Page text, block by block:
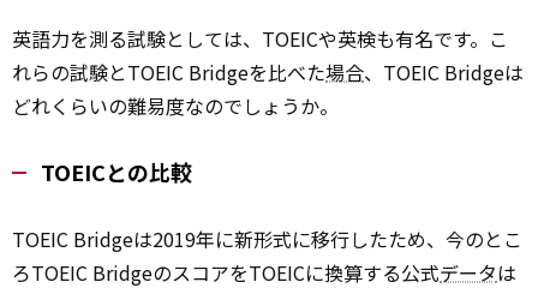
英語力を測る試験としては、TOEICや英検も有名です。こ
れらの試験とTOEIC Bridgeを比べた場合、TOEIC Bridgeは
どれくらいの難易度なのでしょうか。
TOEICとの比較
TOEIC Bridgeは2019年に新形式に移行したため、今のとこ
ろTOEIC BridgeのスコアをTOEICに換算する公式データは